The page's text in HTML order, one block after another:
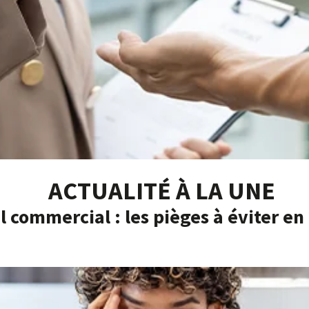
ACTUALITÉ À LA UNE
commercial : les pièges à éviter en